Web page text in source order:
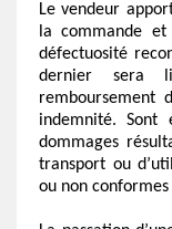
Le vendeur
la commande
défectuosité
dernier sera
remboursement
indemnité.
dommages
transport ou
ou non